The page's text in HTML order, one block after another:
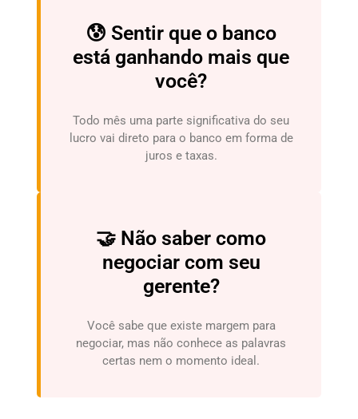
😰 Sentir que o banco
está ganhando mais que
você?
Todo mês uma parte significativa do seu
lucro vai direto para o banco em forma de
juros e taxas.
🤝 Não saber como
negociar com seu
gerente?
Você sabe que existe margem para
negociar, mas não conhece as palavras
certas nem o momento ideal.